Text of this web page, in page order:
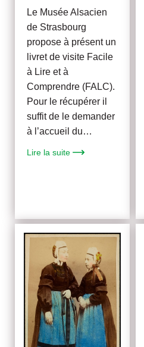
Le Musée Alsacien
de Strasbourg
propose à présent un
livret de visite Facile
à Lire et à
Comprendre (FALC).
Pour le récupérer il
suffit de le demander
à l’accueil du…
Lire la suite